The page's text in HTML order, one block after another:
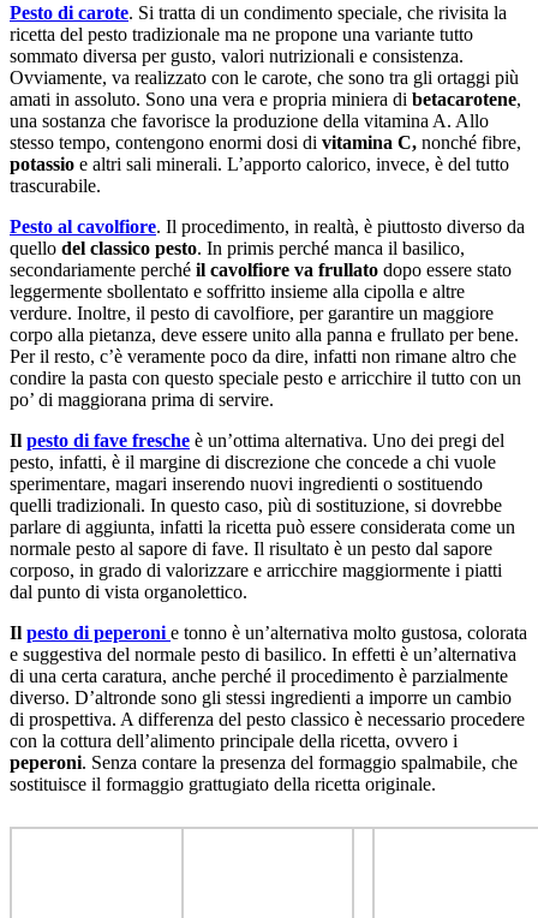
Pesto di carote. Si tratta di un condimento speciale, che rivisita la
ricetta del pesto tradizionale ma ne propone una variante tutto
sommato diversa per gusto, valori nutrizionali e consistenza.
Ovviamente, va realizzato con le carote, che sono tra gli ortaggi più
amati in assoluto. Sono una vera e propria miniera di betacarotene,
una sostanza che favorisce la produzione della vitamina A. Allo
stesso tempo, contengono enormi dosi di vitamina C, nonché fibre,
potassio e altri sali minerali. L’apporto calorico, invece, è del tutto
trascurabile.
Pesto al cavolfiore. Il procedimento, in realtà, è piuttosto diverso da
quello del classico pesto. In primis perché manca il basilico,
secondariamente perché il cavolfiore va frullato dopo essere stato
leggermente sbollentato e soffritto insieme alla cipolla e altre
verdure. Inoltre, il pesto di cavolfiore, per garantire un maggiore
corpo alla pietanza, deve essere unito alla panna e frullato per bene.
Per il resto, c’è veramente poco da dire, infatti non rimane altro che
condire la pasta con questo speciale pesto e arricchire il tutto con un
po’ di maggiorana prima di servire.
Il pesto di fave fresche è un’ottima alternativa. Uno dei pregi del
pesto, infatti, è il margine di discrezione che concede a chi vuole
sperimentare, magari inserendo nuovi ingredienti o sostituendo
quelli tradizionali. In questo caso, più di sostituzione, si dovrebbe
parlare di aggiunta, infatti la ricetta può essere considerata come un
normale pesto al sapore di fave. Il risultato è un pesto dal sapore
corposo, in grado di valorizzare e arricchire maggiormente i piatti
dal punto di vista organolettico.
Il pesto di peperoni e tonno è un’alternativa molto gustosa, colorata
e suggestiva del normale pesto di basilico. In effetti è un’alternativa
di una certa caratura, anche perché il procedimento è parzialmente
diverso. D’altronde sono gli stessi ingredienti a imporre un cambio
di prospettiva. A differenza del pesto classico è necessario procedere
con la cottura dell’alimento principale della ricetta, ovvero i
peperoni. Senza contare la presenza del formaggio spalmabile, che
sostituisce il formaggio grattugiato della ricetta originale.